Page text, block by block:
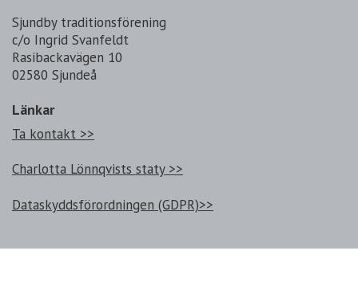
Sjundby traditionsförening
c/o Ingrid Svanfeldt
Rasibackavägen 10
02580 Sjundeå
Länkar
Ta kontakt >>
Charlotta Lönnqvists staty >>
Dataskyddsförordningen (GDPR)>>